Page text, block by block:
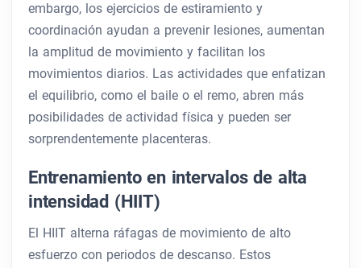
embargo, los ejercicios de estiramiento y
coordinación ayudan a prevenir lesiones, aumentan
la amplitud de movimiento y facilitan los
movimientos diarios. Las actividades que enfatizan
el equilibrio, como el baile o el remo, abren más
posibilidades de actividad física y pueden ser
sorprendentemente placenteras.
Entrenamiento en intervalos de alta
intensidad (HIIT)
El HIIT alterna ráfagas de movimiento de alto
esfuerzo con periodos de descanso. Estos